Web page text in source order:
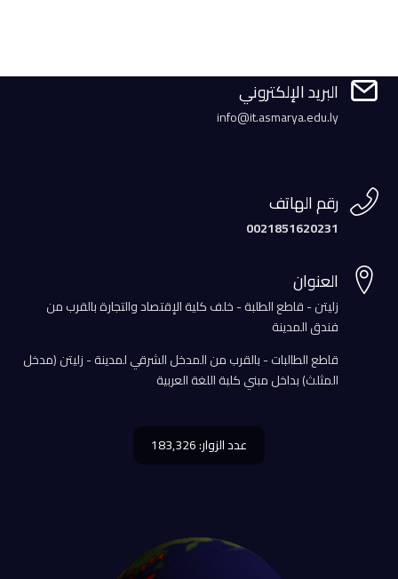
 البريد الإلكتروني
info@it.asmarya.edu.ly
 رقم الهاتف
0021851620231
 العنوان
زليتن - قاطع الطلبة - خلف كلية الإقتصاد والتجارة بالقرب من
فندق المدينة
قاطع الطالبات - بالقرب من المدخل الشرقي لمدينة - زليتن (مدخل
المثلث) بداخل مبني كلبة اللغة العربية
عدد الزوار: 183,326